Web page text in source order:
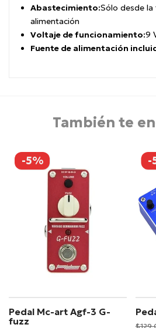
Abastecimiento:Sólo desde
alimentación
Voltaje de funcionamiento:9
Fuente de alimentación
También te
-5%
Pedal Mc-art Agf-3 G-
fuzz
-